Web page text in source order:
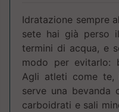
Idratazione sempre
sete hai già perso
termini di acqua, e
modo per evitarlo:
Agli atleti come te,
serve una bevanda
carboidrati e sali